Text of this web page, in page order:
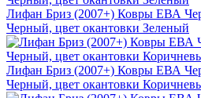
Лифан Бриз (2007+) Ковры ЕВА
Черный, цвет окантовки Зеленый
Лифан Бриз (2007+) Ковры ЕВА
Черный, цвет окантовки